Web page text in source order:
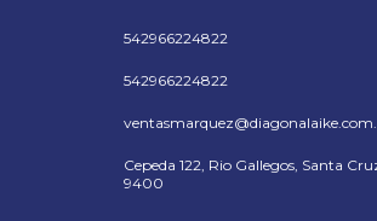
542966224822
542966224822
Cepeda 122, Rio Gallegos, Santa
9400